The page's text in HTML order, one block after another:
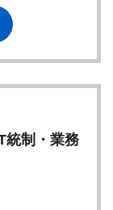
統制・業務